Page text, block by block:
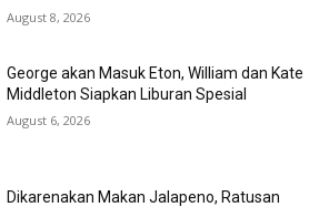
August 8, 2026
George akan Masuk Eton, William dan Kate
Middleton Siapkan Liburan Spesial
August 6, 2026
Dikarenakan Makan Jalapeno, Ratusan